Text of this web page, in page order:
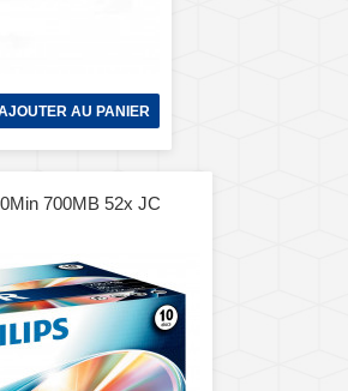
AU PANIER
700MB 52x JC